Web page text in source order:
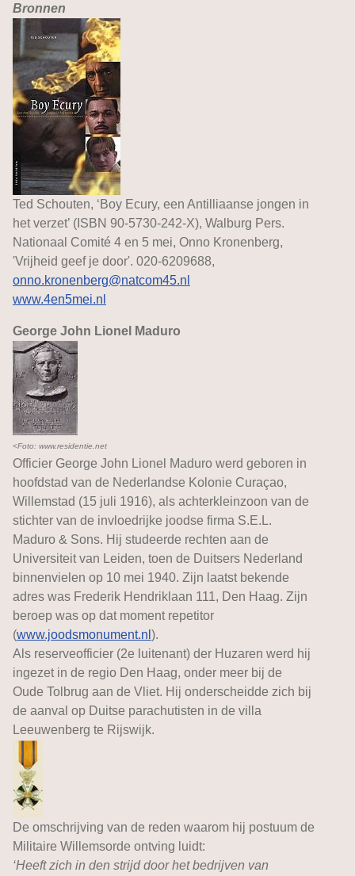
Bronnen
Ted Schouten, ‘Boy Ecury, een Antilliaanse jongen in
het verzet’ (ISBN 90-5730-242-X), Walburg Pers.
Nationaal Comité 4 en 5 mei, Onno Kronenberg,
'Vrijheid geef je door'. 020-6209688,
onno.kronenberg@natcom45.nl
www.4en5mei.nl
George John Lionel Maduro
<Foto: www.residentie.net
Officier George John Lionel Maduro werd geboren in
hoofdstad van de Nederlandse Kolonie Curaçao,
Willemstad (15 juli 1916), als achterkleinzoon van de
stichter van de invloedrijke joodse firma S.E.L.
Maduro & Sons. Hij studeerde rechten aan de
Universiteit van Leiden, toen de Duitsers Nederland
binnenvielen op 10 mei 1940. Zijn laatst bekende
adres was Frederik Hendriklaan 111, Den Haag. Zijn
beroep was op dat moment repetitor
(www.joodsmonument.nl ).
Als reserveofficier (2e luitenant) der Huzaren werd hij
ingezet in de regio Den Haag, onder meer bij de
Oude Tolbrug aan de Vliet. Hij onderscheidde zich bij
de aanval op Duitse parachutisten in de villa
Leeuwenberg te Rijswijk.
De omschrijving van de reden waarom hij postuum de
Militaire Willemsorde ontving luidt:
‘Heeft zich in den strijd door het bedrijven van